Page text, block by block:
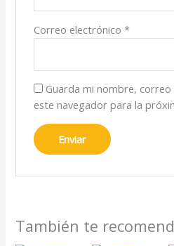
Correo electrónico *
Guarda mi nombre,
este navegador para la
También te